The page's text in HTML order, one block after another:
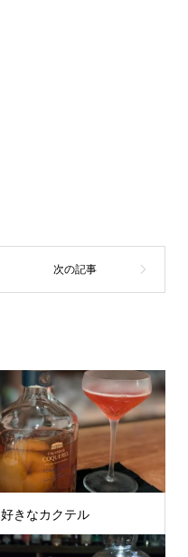
好きなカクテル